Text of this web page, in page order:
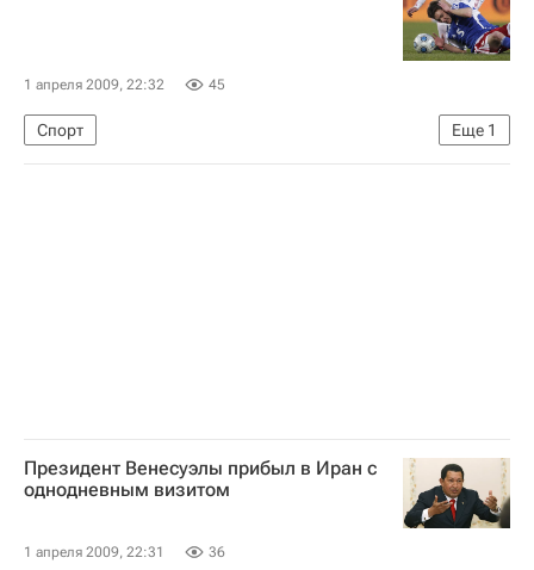
1 апреля 2009, 22:32 45
Еще 1
Спорт
Отборочный матч ЧМ-2010 Лихтенштейн - Россия
Президент Венесуэлы прибыл в Иран с
однодневным визитом
1 апреля 2009, 22:31 36